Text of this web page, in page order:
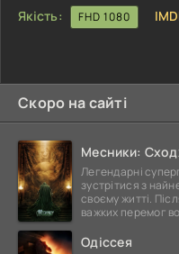
Якість: FHD 1080
Скоро на сайті
Месники:
Легендарні
зустрітися з
своєму житті.
важких перемог
Одіссея